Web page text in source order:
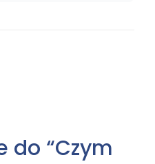
do “Czym